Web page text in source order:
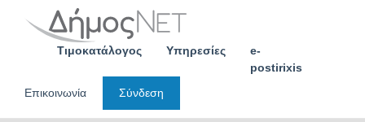
Τιμοκατάλογος Υπηρεσίες
e-
postirixis
Επικοινωνία
Σύνδεση